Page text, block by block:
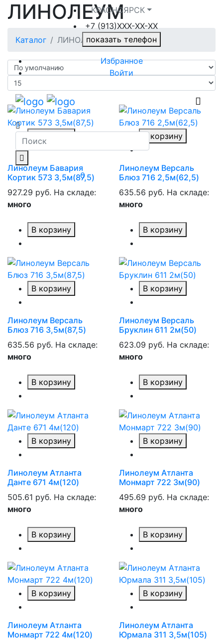
КРАСНОЯРСК
+7 (913)ХXX-ХХ-XX
показать телефон
Избранное
Войти
0
ЛИНОЛЕУМ
Каталог ЛИНОЛЕУМ
Линолеум Бавария
Кортик 573 3,5м(87,5)
927.29 руб. На складе:
много
В корзину
В корзину
Линолеум Версаль
Блюз 716 2,5м(62,5)
635.56 руб. На складе:
много
В корзину
В корзину
Линолеум Версаль
Блюз 716 3,5м(87,5)
635.56 руб. На складе:
много
В корзину
В корзину
Линолеум Версаль
Бруклин 611 2м(50)
623.09 руб. На складе:
много
В корзину
В корзину
Линолеум Атланта
Данте 671 4м(120)
505.61 руб. На складе:
много
В корзину
В корзину
Линолеум Атланта
Монмарт 722 3м(90)
495.69 руб. На складе:
много
В корзину
В корзину
Линолеум Атланта
Монмарт 722 4м(120)
В корзину
Линолеум Атланта
Юрмала 311 3,5м(105)